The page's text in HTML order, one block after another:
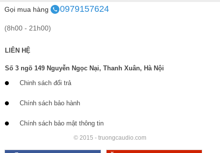
Gọi mua hàng
0979157624
(8h00 - 21h00)
LIÊN HỆ
Số 3 ngõ 149 Nguyễn Ngọc Nại, Thanh Xuân, Hà Nội
Chinh sách đổi trả
Chính sách bảo hành
Chính sách bảo mật thông tin
© 2015 - truongcaudio.com